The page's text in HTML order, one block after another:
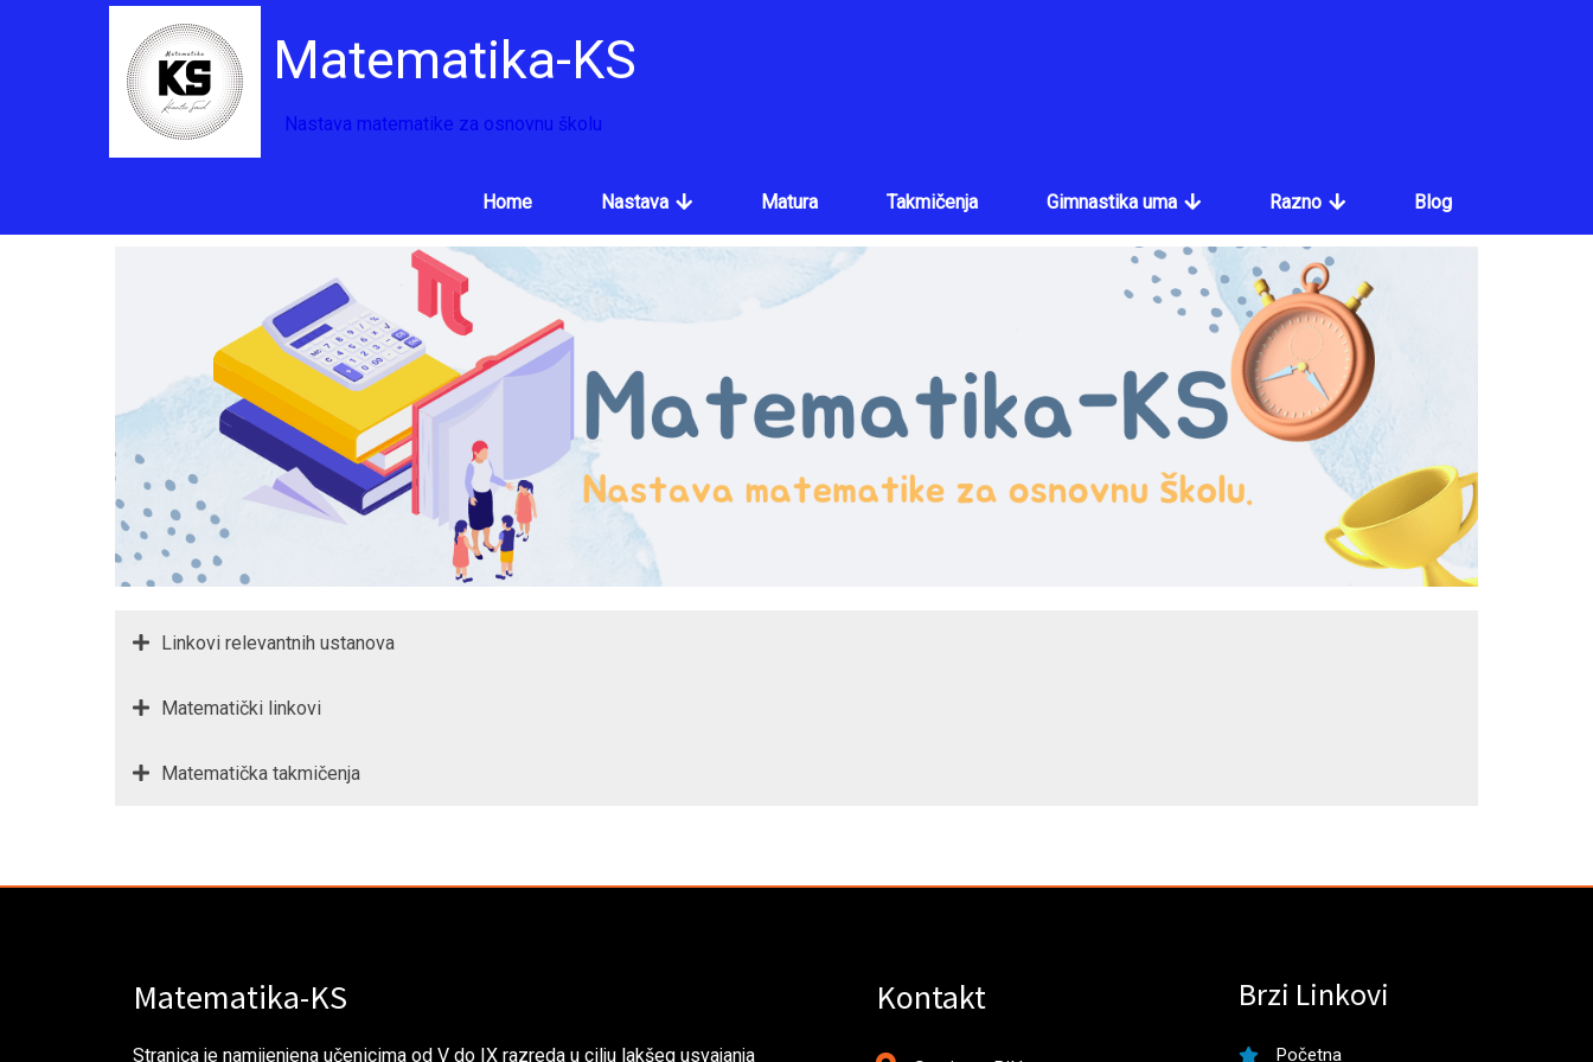
Matematika-KS
Nastava matematike za osnovnu školu
Home Nastava Matura Takmičenja Gimnastika uma Razno Blog
Linkovi relevantnih ustanova
Matematički linkovi
Matematička takmičenja
Matematika-KS
Stranica je namijenjena učenicima od V do IX razreda u cilju lakšeg usvajanja
Kontakt Brzi Linkovi
Početna